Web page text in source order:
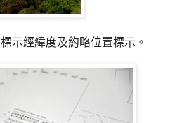
示經緯度及約略位置標示。